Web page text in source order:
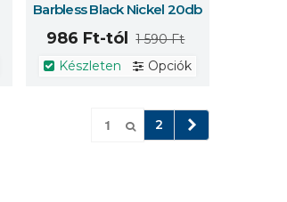
Barbless Black Nickel 20db
986 Ft-tól
1 590 Ft
Készleten
Opciók
2